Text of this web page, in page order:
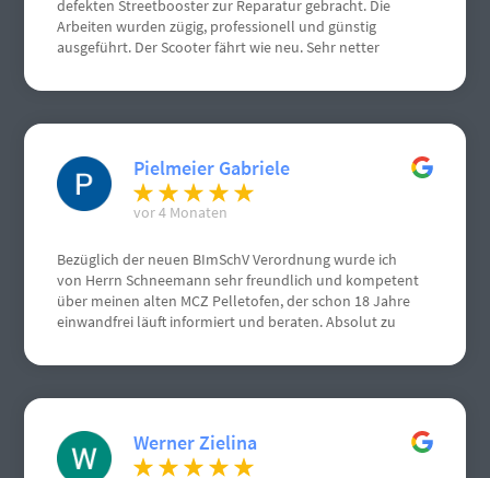
defekten Streetbooster zur Reparatur gebracht. Die
Arbeiten wurden zügig, professionell und günstig
ausgeführt. Der Scooter fährt wie neu. Sehr netter
Pielmeier Gabriele
vor 4 Monaten
Bezüglich der neuen BImSchV Verordnung wurde ich
von Herrn Schneemann sehr freundlich und kompetent
über meinen alten MCZ Pelletofen, der schon 18 Jahre
einwandfrei läuft informiert und beraten. Absolut zu
vielen Dank.
Werner Zielina